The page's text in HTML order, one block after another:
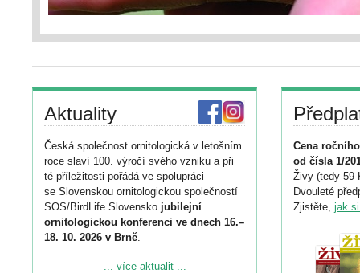
Aktuality
Česká společnost ornitologická v letošním
roce slaví 100. výročí svého vzniku a při
té příležitosti pořádá ve spolupráci
se Slovenskou ornitologickou společností
SOS/BirdLife Slovensko jubilejní
ornitologickou konferenci ve dnech 16.–
18. 10. 2026 v Brně.
Podrobnější informace ke konferenci
... více aktualit ...
Cena
od čísla 1/
Živy (tedy 59
Dvouleté
Zjistěte, jak